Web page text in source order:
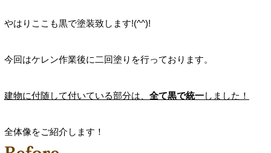
やはりここも黒で塗装致します!(^^)!
今回はケレン作業後に二回塗りを行っております。
建物に付随して付いている部分は、 全て黒で統一しました！
全体像をご紹介します！